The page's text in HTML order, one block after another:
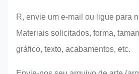
R, envie um e-mail ou ligue para
Materiais solicitados, forma,
gráfico, texto, acabamentos, etc.